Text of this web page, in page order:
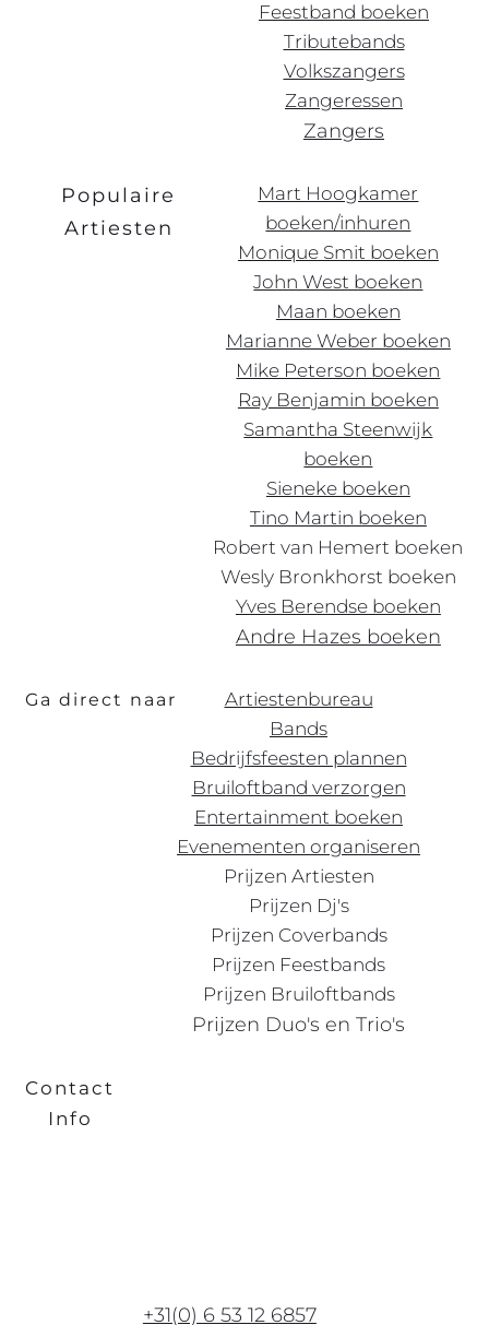
Feestband boeken
Tributebands
Volkszangers
Zangeressen
Zangers
Populaire
Artiesten
Mart Hoogkamer
boeken/inhuren
Monique Smit boeken
John West boeken
Maan boeken
Marianne Weber boeken
Mike Peterson boeken
Ray Benjamin boeken
Samantha Steenwijk
boeken
Sieneke boeken
Tino Martin boeken
Robertvan Hemert boeken
Wesly Bronkhorst boeken
Yves Berendse boeken
Andre Hazes boeken
Ga direct naar
Artiestenbureau
Bands
Bedrijfsfeesten plannen
Bruiloftband verzorgen
Entertainment boeken
Evenementen organiseren
Prijzen Artiesten
Prijzen Dj's
Prijzen Coverbands
Prijzen Feestbands
Prijzen Bruiloftbands
Prijzen Duo's en Trio's
Contact
Info
+31(0) 6 53 12 6857